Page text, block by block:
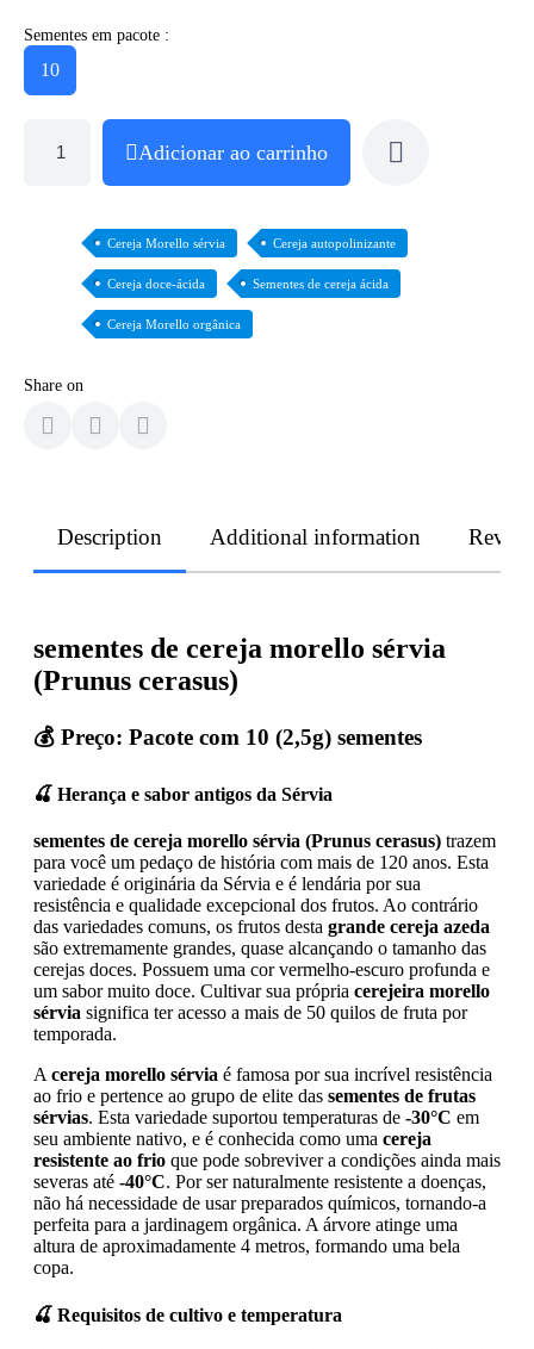
Sementes em pacote :
10
Adicionar ao carrinho
Cereja Morello sérvia Cereja autopolinizante
Cereja doce-ácida Sementes de cereja ácida
Cereja Morello orgânica
Share on
Description Additional information
sementes de cereja morello sérvia
(Prunus cerasus)
💰 Preço: Pacote com 10 (2,5g) sementes
🍒 Herança e sabor antigos da Sérvia
sementes de cereja morello sérvia (Prunus cerasus) trazem
para você um pedaço de história com mais de 120 anos. Esta
variedade é originária da Sérvia e é lendária por sua
resistência e qualidade excepcional dos frutos. Ao contrário
das variedades comuns, os frutos desta grande cereja azeda
são extremamente grandes, quase alcançando o tamanho das
cerejas doces. Possuem uma cor vermelho-escuro profunda e
um sabor muito doce. Cultivar sua própria cerejeira morello
sérvia significa ter acesso a mais de 50 quilos de fruta por
temporada.
A cereja morello sérvia é famosa por sua incrível resistência
ao frio e pertence ao grupo de elite das sementes de frutas
sérvias. Esta variedade suportou temperaturas de -30°C em
seu ambiente nativo, e é conhecida como uma cereja
resistente ao frio que pode sobreviver a condições ainda mais
severas até -40°C. Por ser naturalmente resistente a doenças,
não há necessidade de usar preparados químicos, tornando-a
perfeita para a jardinagem orgânica. A árvore atinge uma
altura de aproximadamente 4 metros, formando uma bela
copa.
🍒 Requisitos de cultivo e temperatura